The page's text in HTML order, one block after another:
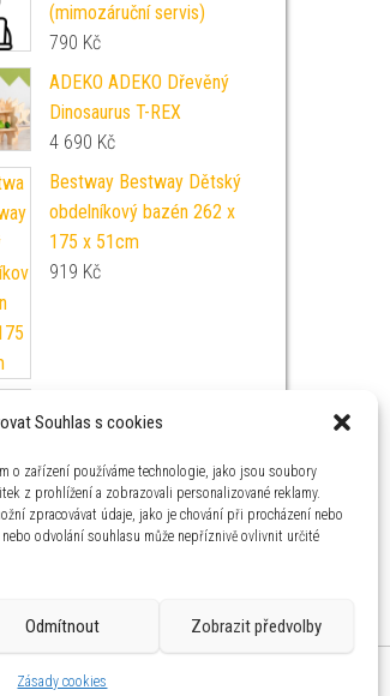
Souhlas s cookies
o zařízení používáme technologie, jako jsou soubory
z prohlížení a zobrazovali personalizované reklamy.
zpracovávat údaje, jako je chování při procházení nebo
odvolání souhlasu může nepříznivě ovlivnit určité
Odmítnout Zobrazit předvolby
Zásady cookies
(mimozáruční servis)
790 Kč
ADEKO ADEKO Dřevěný
Dinosaurus T-REX
4 690 Kč
Bestway Bestway Dětský
obdelníkový bazén 262 x
175 x 51cm
919 Kč
Quad Sport TX ATV žlutá
6 290Kč